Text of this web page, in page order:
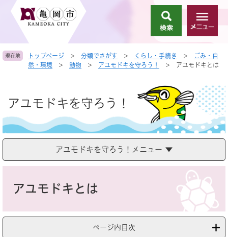
頭
飛
へ
索
メ
ニ
ー
現在地 トップページ > 分類でさがす > くらし・手続き >
ごみ・自
然・環境
> 動物 > アユモドキを守ろう！ > アユモドキとは
アユモドキを守ろう！
アユモドキを守ろう！メニュー
アユモドキとは
ページ内目次